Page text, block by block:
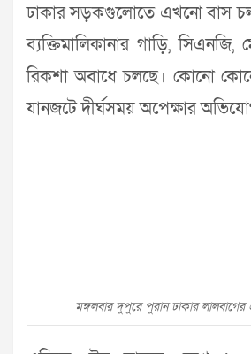
ঢাকার সড়কগুলোতে এখনো বাস
ব্যক্তিমালিকানার গাড়ি,
রিকশা অবাধে চলছে। কোনো
যানজটে দীর্ঘসময় অপেক্ষার
মঙ্গলবার দুপুরে পুরান ঢাকার